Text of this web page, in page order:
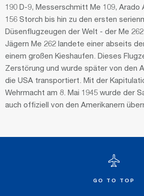
190 D-9, Messerschmitt Me 109, Arado
156 Storch bis hin zu den ersten
Düsenflugzeugen der Welt - der Me
Jägern Me 262 landete einer abseits
einem großen Kieshaufen. Dieses
Zerstörung und wurde später von den
die USA transportiert. Mit der
Wehrmacht am 8. Mai 1945 wurde der
auch offiziell von den Amerikanern
GO TO TOP